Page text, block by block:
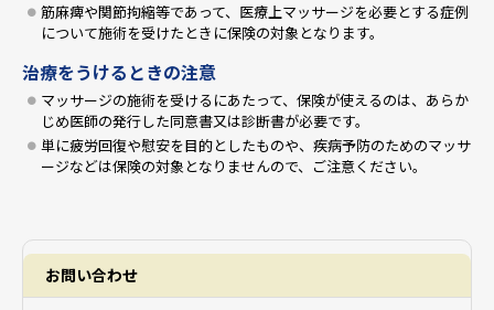
筋麻痺や関節拘縮等であって、医療上マッサージを必要とする症例
について施術を受けたときに保険の対象となります。
治療をうけるときの注意
マッサージの施術を受けるにあたって、保険が使えるのは、あらか
じめ医師の発行した同意書又は診断書が必要です。
単に疲労回復や慰安を目的としたものや、疾病予防のためのマッサ
ージなどは保険の対象となりませんので、ご注意ください。
お問い合わせ